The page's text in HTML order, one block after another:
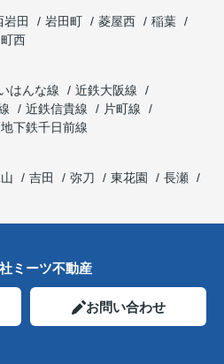
岩田 岩田町 菱屋西
稲葉
西
はんな線
近鉄大阪線
近鉄信貴線
片町線
地下鉄千日前線
吉田 弥刀 東花園
長瀬
ミーツ不動産
お問い合わせ